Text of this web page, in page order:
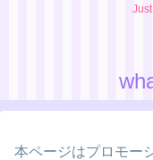
本ページはプロモー